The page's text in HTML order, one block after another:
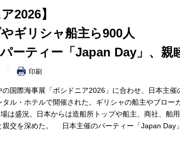
2026】
ギリシャ船主ら900人
ーティー「Japan Day」、親
印刷
国際海事展「ポシドニア2026」に合わせ、日本主催
タル・ホテルで開催された。ギリシャの船主やブロー
は盛況。日本からは造船所トップや船主、商社、舶
親交を深めた。 日本主催のパーティー「Japan Day